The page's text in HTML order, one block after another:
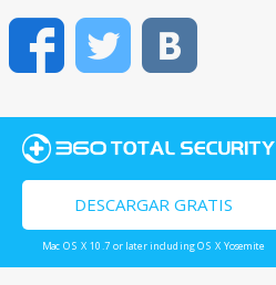
FacebookTwitter
DESCARGAR GRATIS
Mac OS X 10.7 or later including OS X Yosemite